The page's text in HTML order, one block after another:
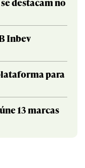
Inbev
para
13 marcas